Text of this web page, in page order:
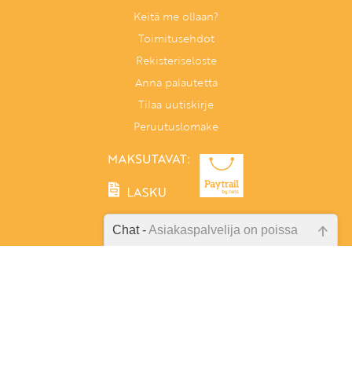
Keitä me ollaan?
Toimitusehdot
Rekisteriseloste
Anna palautetta
Tilaa uutiskirje
Peruutuslomake
Chat -Asiakaspalvelija on poissa